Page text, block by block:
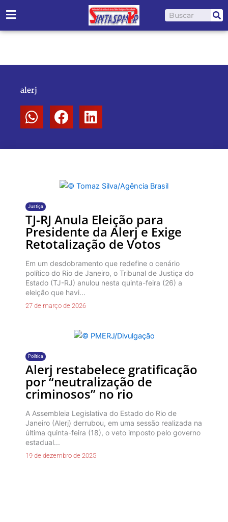
para
o
Pesquisar
alerj
Justiça
TJ-RJ Anula Eleição para
Presidente da Alerj e Exige
Retotalização de Votos
Em um desdobramento que redefine o cenário
político do Rio de Janeiro, o Tribunal de Justiça do
Estado (TJ-RJ) anulou nesta quinta-feira (26) a
eleição que havi...
27 de março de 2026
Política
Alerj restabelece gratificação
por “neutralização de
criminosos” no rio
A Assembleia Legislativa do Estado do Rio de
Janeiro (Alerj) derrubou, em uma sessão realizada na
última quinta-feira (18), o veto imposto pelo governo
estadual...
19 de dezembro de 2025